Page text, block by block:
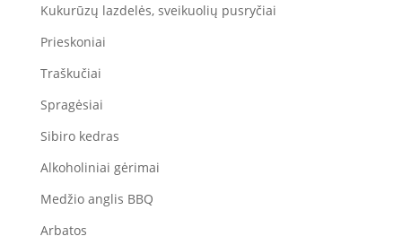
Kukurūzų lazdelės, sveikuolių pusryčiai
Prieskoniai
Traškučiai
Spragėsiai
Sibiro kedras
Alkoholiniai gėrimai
Medžio anglis BBQ
Arbatos